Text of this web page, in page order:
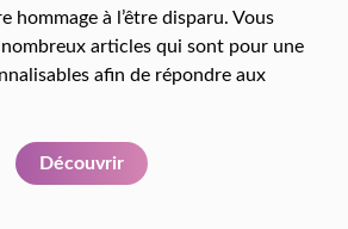
hommage à l’être disparu. Vous
articles qui sont pour une
afin de répondre aux
Découvrir